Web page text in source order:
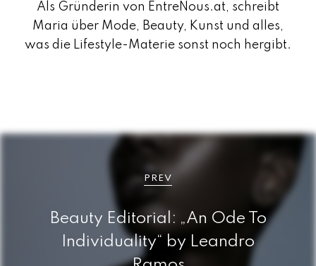
Als Gründerin von EntreNous.at, schreibt
Maria über Mode, Beauty, Kunst und alles,
was die Lifestyle-Materie sonst noch hergibt.
PREV
Beauty Editorial: „An Ode To
Individuality“ by Leandro